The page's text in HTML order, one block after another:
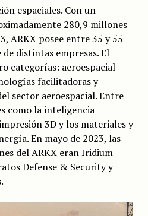
espaciales. Con un
280,9 millones
ARKX posee entre 35 y 55
distintas empresas. El
categorías: aeroespacial
facilitadoras y
sector aeroespacial. Entre
como la inteligencia
3D y los materiales y
En mayo de 2023, las
del ARKX eran Iridium
Defense & Security y